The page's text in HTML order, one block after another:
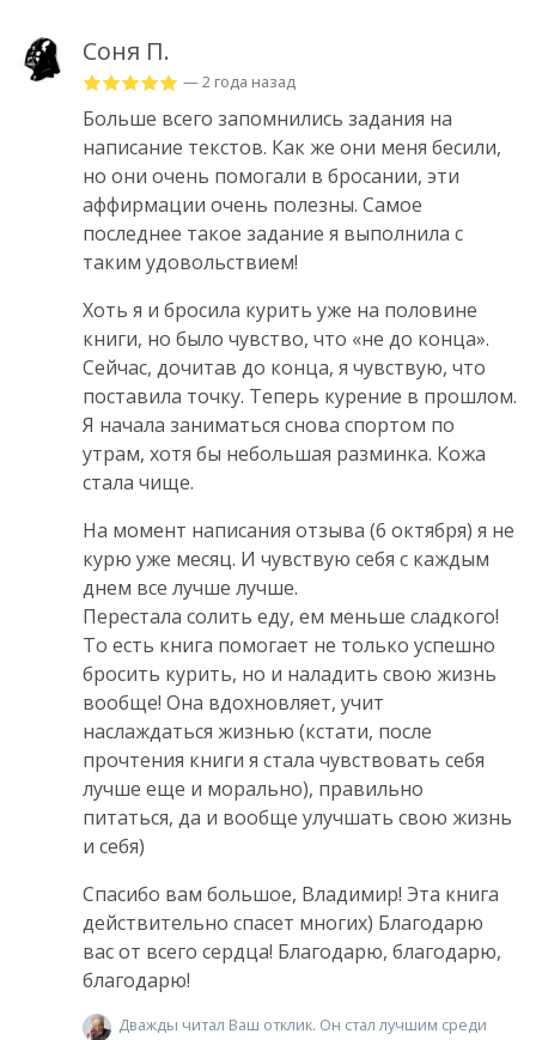
Соня П.
— 2 года назад
Больше всего запомнились задания на
написание текстов. Как же они меня бесили,
но они очень помогали в бросании, эти
аффирмации очень полезны. Самое
последнее такое задание я выполнила с
таким удовольствием!
Хоть я и бросила курить уже на половине
книги, но было чувство, что «не до конца».
Сейчас, дочитав до конца, я чувствую, что
поставила точку. Теперь курение в прошлом.
Я начала заниматься снова спортом по
утрам, хотя бы небольшая разминка. Кожа
стала чище.
На момент написания отзыва (6 октября) я не
курю уже месяц. И чувствую себя с каждым
днем все лучше лучше.
Перестала солить еду, ем меньше сладкого!
То есть книга помогает не только успешно
бросить курить, но и наладить свою жизнь
вообще! Она вдохновляет, учит
наслаждаться жизнью (кстати, после
прочтения книги я стала чувствовать себя
лучше еще и морально), правильно
питаться, да и вообще улучшать свою жизнь
и себя)
Спасибо вам большое, Владимир! Эта книга
действительно спасет многих) Благодарю
вас от всего сердца! Благодарю, благодарю,
благодарю!
Дважды читал Ваш отклик. Он стал лучшим среди